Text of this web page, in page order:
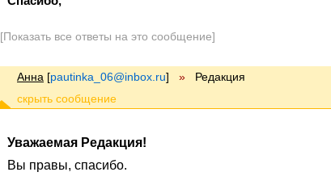
[Показать все ответы на это сообщение]
Анна [pautinka_06@inbox.ru] » Редакция
Уважаемая Редакция!
Вы правы, спасибо.